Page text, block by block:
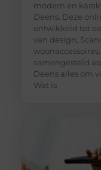
modern en
Deens. Deze
ontwikkeld tot
van design,
samengesteld
Deens alles om
Wat is